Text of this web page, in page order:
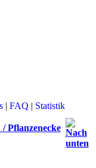
| FAQ | Statistik
Pflanzenecke